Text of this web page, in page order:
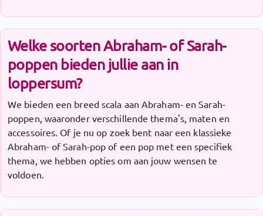
Welke soorten Abraham- of Sarah-
poppen bieden jullie aan in
loppersum?
We bieden een breed scala aan Abraham- en Sarah-
poppen, waaronder verschillende thema's, maten en
accessoires. Of je nu op zoek bent naar een klassieke
Abraham- of Sarah-pop of een pop met een specifiek
thema, we hebben opties om aan jouw wensen te
voldoen.